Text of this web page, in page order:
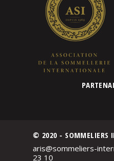
© 2020 - SOMMELIERS
aris@sommeliers-
23 10